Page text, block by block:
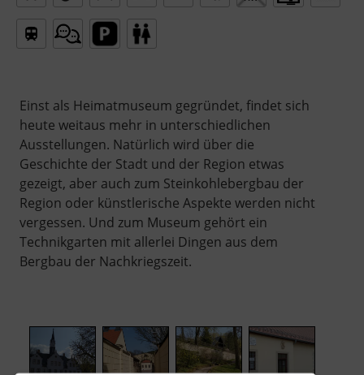
Einst als Heimatmuseum gegründet, findet sich
heute weitaus mehr in unterschiedlichen
Ausstellungen. Natürlich wird über die
Geschichte der Stadt und der Region etwas
gezeigt, aber auch zum Steinkohlebergbau der
Region oder künstlerische Aspekte werden nicht
vergessen. Und zum Museum gehört ein
Technikgarten mit allerlei Dingen aus dem
Bergbau der Nachkriegszeit.